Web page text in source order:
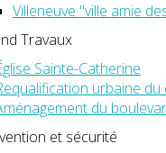
Villeneuve "ville amie
Travaux
Sainte-Catherine
urbaine
du
et sécurité